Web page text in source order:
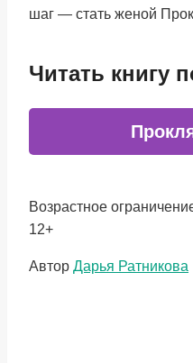
шаг — стать женой
Читать книгу
Возрастное
12+
Метки
Автор Дарья Ратникова